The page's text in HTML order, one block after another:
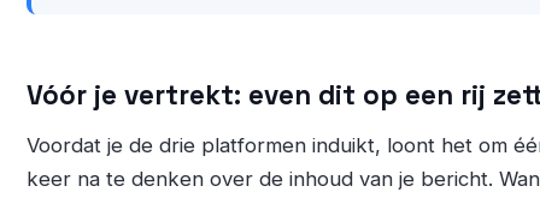
Vóór je vertrekt: even dit op een rij
Voordat je de drie platformen induikt, loont het om
keer na te denken over de inhoud van je bericht.